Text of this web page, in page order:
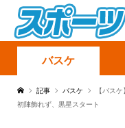
バスケ
記事 バスケ
【バス
初陣飾れず、黒星スタート